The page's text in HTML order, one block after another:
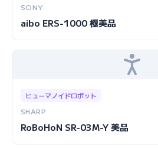
SONY
aibo ERS-1000 極美品
ヒューマノイドロボット
SHARP
RoBoHoN SR-03M-Y 美品